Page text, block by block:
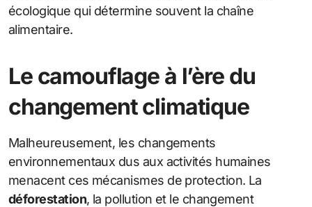
écologique qui détermine souvent la chaîne
alimentaire.
Le camouflage à l’ère du
changement climatique
Malheureusement, les changements
environnementaux dus aux activités humaines
menacent ces mécanismes de protection. La
déforestation, la pollution et le changement